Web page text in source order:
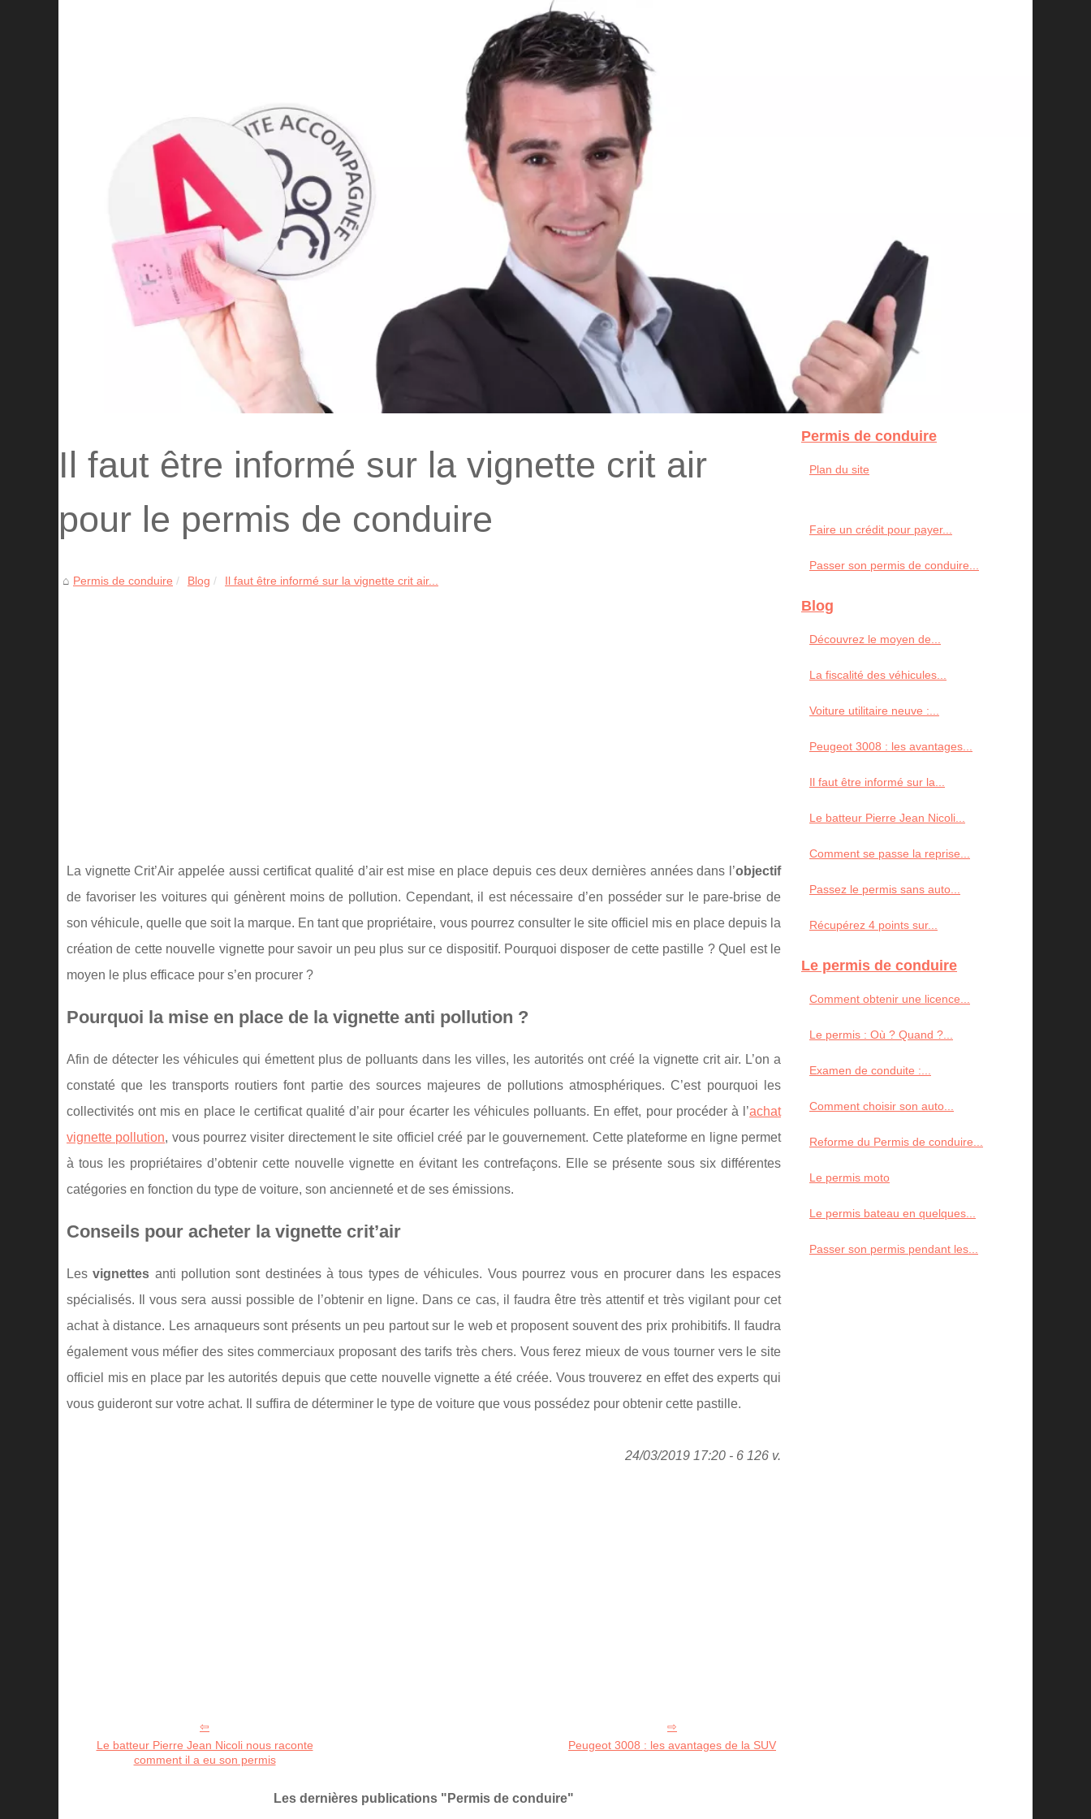
Il faut être informé sur la vignette crit air
pour le permis de conduire
Permis de conduire Blog Il faut être informé sur la vignette crit air...
La vignette Crit’Air appelée aussi certificat qualité d’air est mise en place depuis ces deux dernières années dans l’objectif
de favoriser les voitures qui génèrent moins de pollution. Cependant, il est nécessaire d’en posséder sur le pare-brise de
son véhicule, quelle que soit la marque. En tant que propriétaire, vous pourrez consulter le site officiel mis en place depuis la
création de cette nouvelle vignette pour savoir un peu plus sur ce dispositif. Pourquoi disposer de cette pastille ? Quel est le
moyen le plus efficace pour s’en procurer ?
Pourquoi la mise en place de la vignette anti pollution ?
Afin de détecter les véhicules qui émettent plus de polluants dans les villes, les autorités ont créé la vignette crit air. L’on a
constaté que les transports routiers font partie des sources majeures de pollutions atmosphériques. C’est pourquoi les
collectivités ont mis en place le certificat qualité d’air pour écarter les véhicules polluants. En effet, pour procéder à l’achat
vignette pollution, vous pourrez visiter directement le site officiel créé par le gouvernement. Cette plateforme en ligne permet
à tous les propriétaires d’obtenir cette nouvelle vignette en évitant les contrefaçons. Elle se présente sous six différentes
catégories en fonction du type de voiture, son ancienneté et de ses émissions.
Conseils pour acheter la vignette crit’air
Lesvignettes anti pollution sont destinées à tous types de véhicules. Vous pourrez vous en procurer dans les espaces
spécialisés. Il vous sera aussi possible de l’obtenir en ligne. Dans ce cas, il faudra être très attentif et très vigilant pour cet
achat à distance. Les arnaqueurs sont présents un peu partout sur le web et proposent souvent des prix prohibitifs. Il faudra
également vous méfier des sites commerciaux proposant des tarifs très chers. Vous ferez mieux de vous tourner vers le site
officiel mis en place par les autorités depuis que cette nouvelle vignette a été créée. Vous trouverez en effet des experts qui
vous guideront sur votre achat. Il suffira de déterminer le type de voiture que vous possédez pour obtenir cette pastille.
24/03/2019 17:20 - 6 126 v.
Le batteur Pierre Jean Nicoli nous raconte
comment il a eu son permis
Peugeot 3008 : les avantages de la SUV
Les dernières publications "Permis de conduire"
Permis de conduire
Plan du site
Faire un crédit pour payer...
Passer son permis de conduire...
Blog
Découvrez le moyen de...
La fiscalité des véhicules...
Voiture utilitaire neuve :...
Peugeot 3008 : les avantages...
Il faut être informé sur la...
Le batteur Pierre Jean Nicoli...
Comment se passe la reprise...
Passez le permis sans auto...
Récupérez 4 points sur...
Le permis de conduire
Comment obtenir une licence...
Le permis : Où ? Quand ?...
Examen de conduite :...
Comment choisir son auto...
Reforme du Permis de conduire...
Le permis moto
Le permis bateau en quelques...
Passer son permis pendant les...